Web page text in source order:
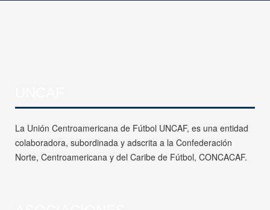
La Unión Centroamericana de Fútbol UNCAF, es una entidad
colaboradora, subordinada y adscrita a la Confederación
Norte, Centroamericana y del Caribe de Fútbol, CONCACAF.